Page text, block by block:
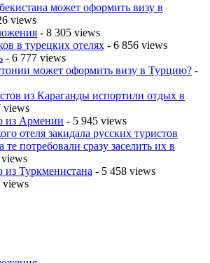
может оформить визу в
views
- 8 305 views
в турецких отелях - 6 856 views
- 6 777 views
может оформить визу в Турцию? -
из Караганды испортили отдых в
views
из Армении - 5 945 views
отеля закидала русских туристов
те потребовали сразу заселить их в
Туркменистана - 5 458 views
views